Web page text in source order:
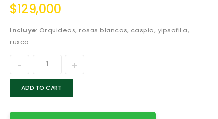
$129,000
Incluye: Orquideas, rosas blancas, caspia, yipsofilia,
rusco.
ADD TO CART